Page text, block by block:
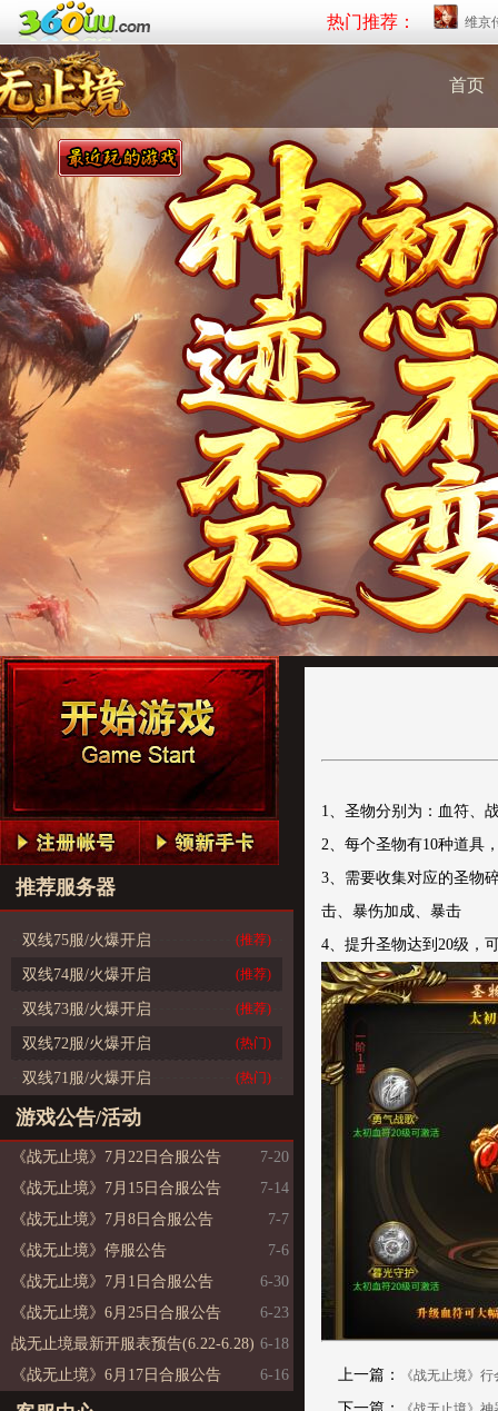
热门推荐： 维京
首页
推荐服务器
双线75服/火爆开启 (推荐)
双线74服/火爆开启 (推荐)
双线73服/火爆开启 (推荐)
双线72服/火爆开启 (热门)
双线71服/火爆开启 (热门)
游戏公告/活动
《战无止境》7月22日合服公告
7-20
《战无止境》7月15日合服公告
7-14
《战无止境》7月8日合服公告
7-7
《战无止境》停服公告
7-6
《战无止境》7月1日合服公告
6-30
《战无止境》6月25日合服公告
6-23
战无止境最新开服表预告(6.22-6.28) 6-18
《战无止境》6月17日合服公告
6-16
1、圣物分别为：血符、
2、每个圣物有10种道具
3、需要收集对应的圣物
击、暴伤加成、暴击
4、提升圣物达到20级，
上一篇： 《战无止境》